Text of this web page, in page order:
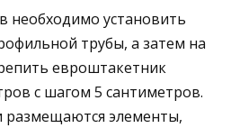
необходимо установить
трубы, а затем на
евроштакетник
с шагом 5 сантиметров.
размещаются элементы,